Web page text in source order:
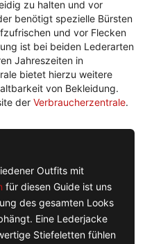
zu halten und vor
benötigt spezielle Bürsten
und vor Flecken
ist bei beiden Lederarten
Jahreszeiten in
bietet hierzu weitere
von Bekleidung.
der Verbraucherzentrale.
Outfits mit
für diesen Guide ist uns
des gesamten Looks
Eine Lederjacke
Stiefeletten fühlen